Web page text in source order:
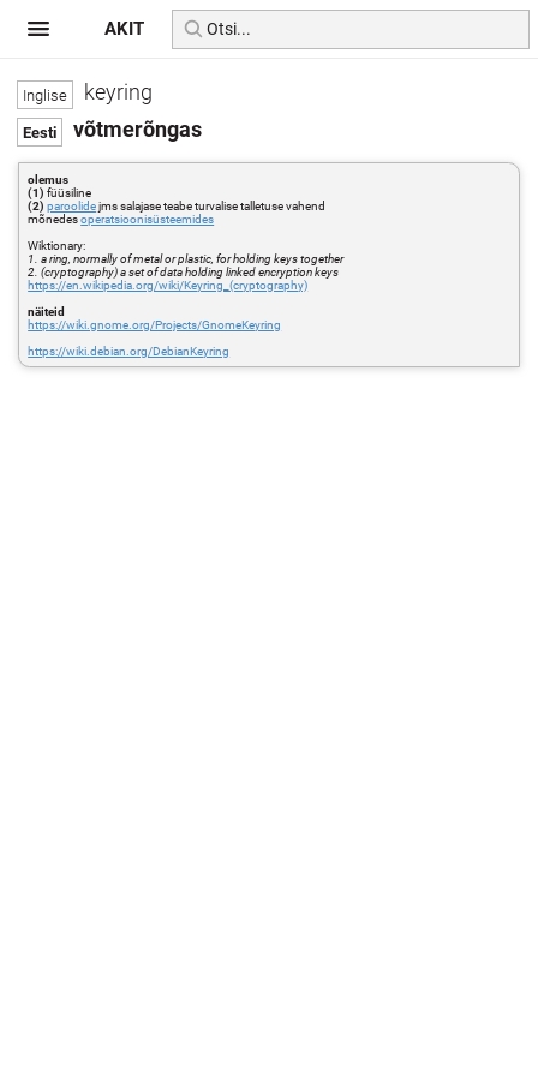
keyring
võtmerõngas
olemus
(1) füüsiline
(2) paroolidejms salajase teabe turvalise talletuse vahend
mõnedesoperatsioonisüsteemides
Wiktionary:
1. a ring, normally of metal or plastic, for holding keys together
2. (cryptography) a set of data holding linked encryption keys
https://en.wikipedia.org/wiki/Keyring_(cryptography)
näiteid
https://wiki.gnome.org/Projects/GnomeKeyring
https://wiki.debian.org/DebianKeyring
AKIT